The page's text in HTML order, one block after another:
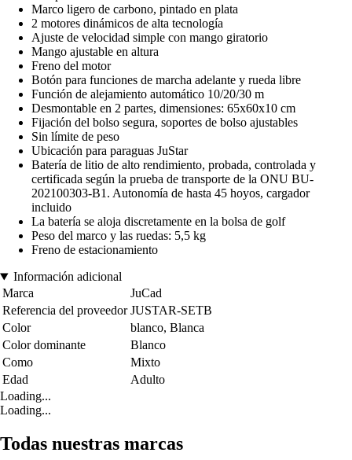
Marco ligero de carbono, pintado en plata
2 motores dinámicos de alta tecnología
Ajuste de velocidad simple con mango giratorio
Mango ajustable en altura
Freno del motor
Botón para funciones de marcha adelante y rueda libre
Función de alejamiento automático 10/20/30 m
Desmontable en 2 partes, dimensiones: 65x60x10 cm
Fijación del bolso segura, soportes de bolso ajustables
Sin límite de peso
Ubicación para paraguas JuStar
Batería de litio de alto rendimiento, probada, controlada y
certificada según la prueba de transporte de la ONU BU-
202100303-B1. Autonomía de hasta 45 hoyos, cargador
incluido
La batería se aloja discretamente en la bolsa de golf
Peso del marco y las ruedas: 5,5 kg
Freno de estacionamiento
Información adicional
Marca
JuCad
Referencia del proveedor JUSTAR-SETB
Color
blanco, Blanca
Color dominante
Blanco
Como
Mixto
Edad
Adulto
Loading...
Loading...
Todas nuestras marcas